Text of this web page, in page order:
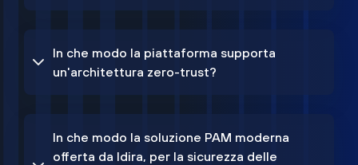
In che modo la piattaforma supporta
un'architettura zero-trust?
In che modo la soluzione PAM moderna
offerta da Idira, per la sicurezza delle